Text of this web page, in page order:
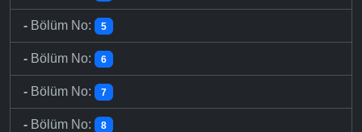
- Bölüm No: 5
- Bölüm No: 6
- Bölüm No: 7
- Bölüm No: 8